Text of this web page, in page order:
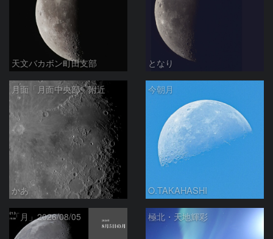
天文バカボン町田支部 となり
月面「月面中央部」附近
かあ
今朝月
O.TAKAHASHI
「月」2026/08/05 極北・天地輝彩